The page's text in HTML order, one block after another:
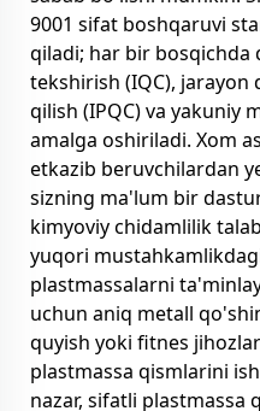
9001 sifat boshqaruvi
qiladi; har bir
tekshirish (IQC),
qilish (IPQC) va yakuniy
amalga oshiriladi. Xom
etkazib beruvchilardan
sizning ma'lum bir
kimyoviy chidamlilik
yuqori
plastmassalarni
uchun aniq metall
quyish yoki fitnes
plastmassa qismlarini
nazar, sifatli plastmassa